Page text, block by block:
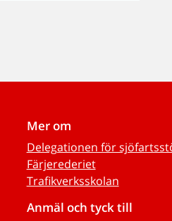
Mer om
Delegationen för
Färjerederiet
Trafikverksskolan
Anmäl och tyck till